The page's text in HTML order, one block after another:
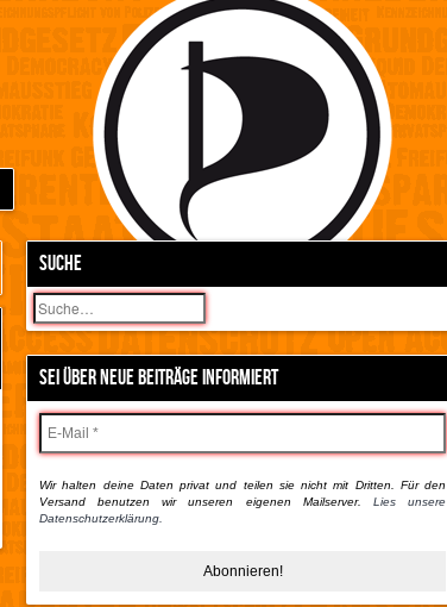
SUCHE
Suchen
SEI ÜBER NEUE BEITRÄGE INFORMIERT
Wir halten deine Daten privat und teilen sie nicht mit Dritten. Für den
Versand benutzen wir unseren eigenen Mailserver. Lies unsere
Datenschutzerklärung.